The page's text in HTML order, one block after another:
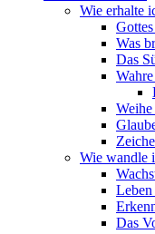
Wie erhalte
Was
Das
Wie wandle
Das